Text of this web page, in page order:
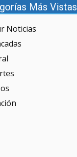
Más Vistas
Noticias